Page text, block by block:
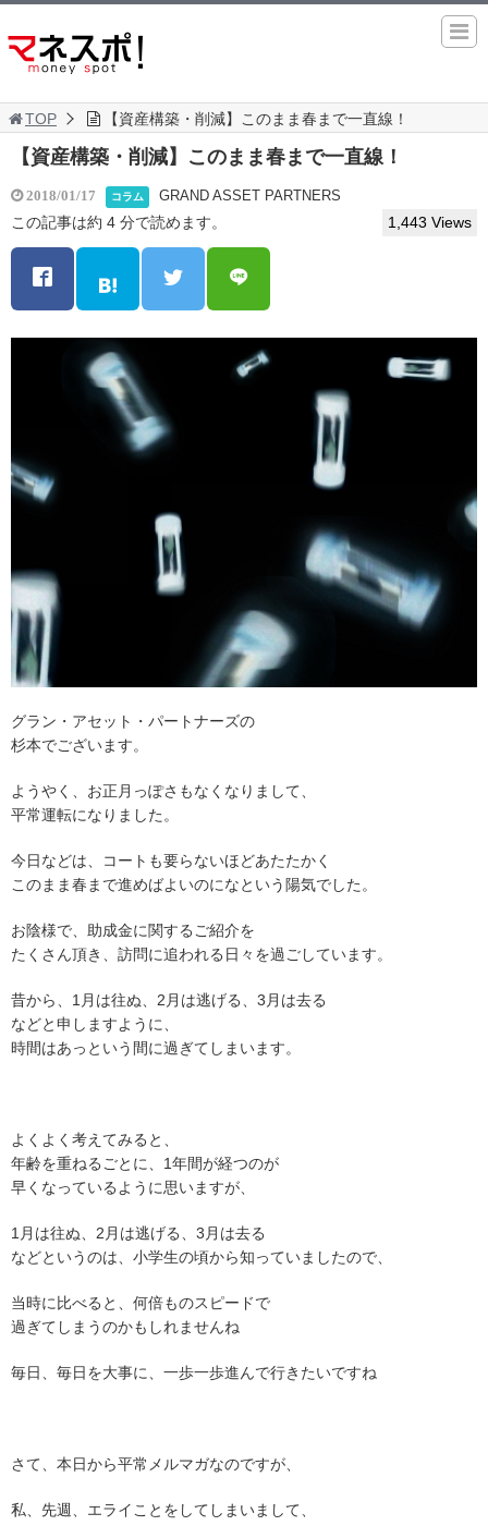
TOP 【資産構築・削減】このまま春まで一直線！
【資産構築・削減】このまま春まで一直線！
2018/01/17 コラム GRAND ASSET PARTNERS
この記事は約 4 分で読めます。 1,443 Views
グラン・アセット・パートナーズの
杉本でございます。
ようやく、お正月っぽさもなくなりまして、
平常運転になりました。
今日などは、コートも要らないほどあたたかく
このまま春まで進めばよいのになという陽気でした。
お陰様で、助成金に関するご紹介を
たくさん頂き、訪問に追われる日々を過ごしています。
昔から、1月は往ぬ、2月は逃げる、3月は去る
などと申しますように、
時間はあっという間に過ぎてしまいます。
よくよく考えてみると、
年齢を重ねるごとに、1年間が経つのが
早くなっているように思いますが、
1月は往ぬ、2月は逃げる、3月は去る
などというのは、小学生の頃から知っていましたので、
当時に比べると、何倍ものスピードで
過ぎてしまうのかもしれませんね
毎日、毎日を大事に、一歩一歩進んで行きたいですね
さて、本日から平常メルマガなのですが、
私、先週、エライことをしてしまいまして、